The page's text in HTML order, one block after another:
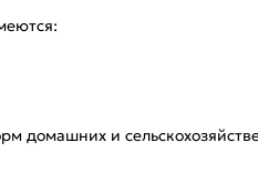
домашних и